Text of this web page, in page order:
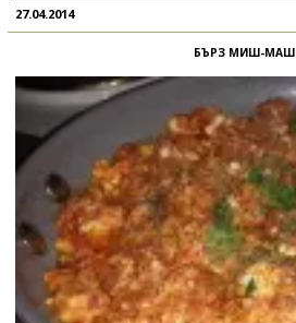
27.04.2014
БЪРЗ МИШ-МАШ